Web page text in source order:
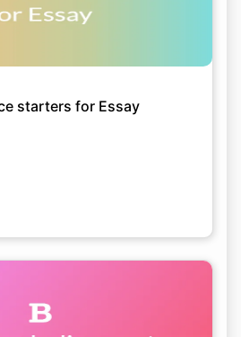
starters for Essay